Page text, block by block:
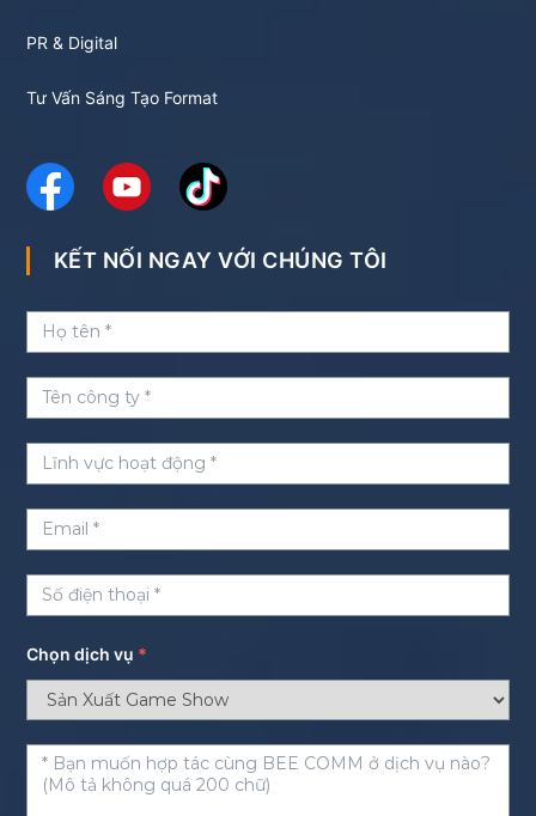
PR & Digital
Tư Vấn Sáng Tạo Format
KẾT NỐI NGAY VỚI CHÚNG TÔI
Chọn dịch vụ *